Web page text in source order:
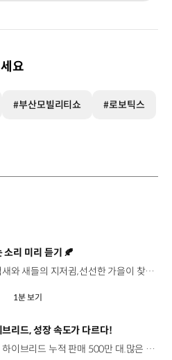
요
#부산모빌리티쇼 #로보틱스
소리 미리 듣기 🍂
살랑이는 억새와 새들의 지저귐,선선한 가을이 찾아오는 소리. 더 기아 타스만과 함께 계절을 만나보세요. 🎧 *본 영상은 AI를 활용해 제작했습니다. #기아 #더기아타스만 #타스만 #가을 #입추 #Tasman #ASMR
1분 보기
리드, 성장 속도가 다르다!
현대자동차 하이브리드 누적 판매 500만 대.많은 운전자들이 선택한 이유는 무엇일까요? 현대진행형 팟캐스트 EP.21에서 확인하세요.📻 #현대자동차그룹 #현대진행형 #모빌리티팟캐스트 #하이브리드 #연료 #미래모빌리티 #모빌리티